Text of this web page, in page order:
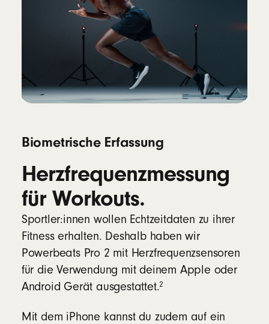
Biometrische Erfassung
Herzfrequenzmes­­sung
für Workouts.
Sportler:innen wollen Echtzeitdaten zu ihrer
Fitness erhalten. Deshalb haben wir
Powerbeats Pro 2 mit Herzfrequenzsensoren
für die Verwendung mit deinem Apple oder
Android Gerät ausgestattet.2
Mit dem iPhone kannst du zudem auf ein